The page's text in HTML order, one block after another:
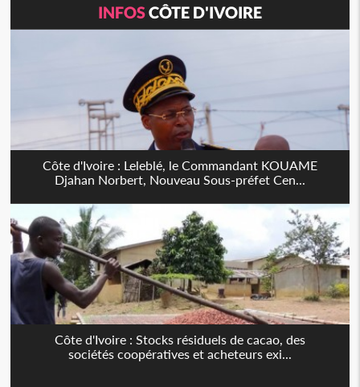
INFOSCÔTE D'IVOIRE
Côte d'Ivoire : Leleblé, le Commandant KOUAME
Djahan Norbert, Nouveau Sous-préfet Cen...
Côte d'Ivoire : Stocks résiduels de cacao, des
sociétés coopératives et acheteurs exi...